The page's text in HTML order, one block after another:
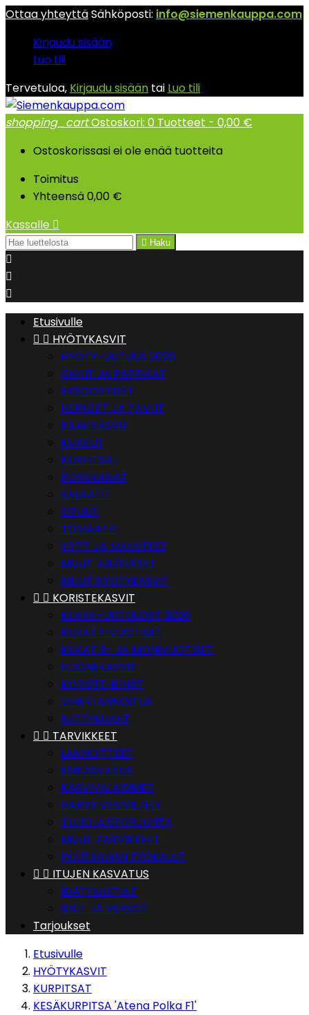
Ottaa yhteyttäSähköposti: info@siemenkauppa.com
Kirjaudu sisään
Luo tili
Tervetuloa, Kirjaudu sisään tai Luo tili
shopping_cartOstoskori: 0 Tuotteet - 0,00 €
Ostoskorissasi ei ole enää tuotteita
Toimitus
Yhteensä0,00 €
Kassalle 
 Haku



Etusivulle
  HYÖTYKASVIT
HYÖTY-UUTUUS 2026
CHILIT JA PAPRIKAT
EKSOOTTISET
HERNEET JA PAVUT
KAALIKASVIT
KURKUT
KURPITSAT
PORKKANAT
SALAATIT
SIPULIT
TOMAATIT
YRTIT JA MAUSTEET
MUUT JUUREKSET
MUUT HYÖTYKASVIT
  KORISTEKASVIT
KUKKA-UUTUUDET 2026
KUKAT 1-VUOTISET
KUKAT 2- JA MONIVUOTISET
HUONEKASVIT
KORISTEHEINÄT
VIHERLANNOITUS
NIITTYKUKAT
  TARVIKKEET
LANNOITTEET
ESIKASVATUS
KASVIVALAISIMET
HARVY VESIVILJELY
TUHOLAISTORJUNTA
MUUT TARVIKKEET
PUUTARHAN TYÖKALUT
  ITUJEN KASVATUS
IDÄTYSASTIAT
IDUT JA VERSOT
Tarjoukset
Etusivulle
HYÖTYKASVIT
KURPITSAT
KESÄKURPITSA 'Atena Polka F1'